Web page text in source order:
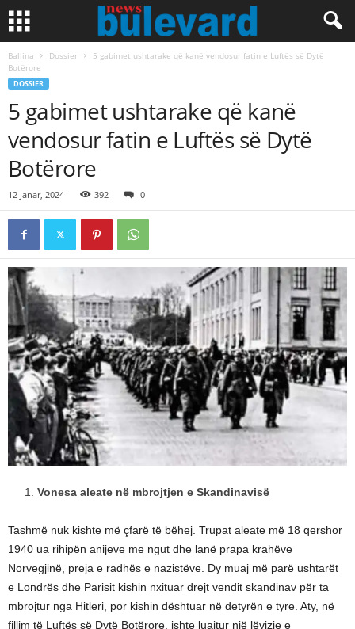
Ballina Dossier
5 gabimet ushtarake që kanë vendosur fatin e Luftës së Dytë
Botërore
DOSSIER
5 gabimet ushtarake që kanë
vendosur fatin e Luftës së Dytë
Botërore
12 Janar, 2024 392 0
Vonesa aleate në mbrojtjen e Skandinavisë
Tashmë nuk kishte më çfarë të bëhej. Trupat aleate më 18 qershor
1940 ua rihipën anijeve me ngut dhe lanë prapa krahëve
Norvegjinë, preja e radhës e nazistëve. Dy muaj më parë ushtarët
e Londrës dhe Parisit kishin nxituar drejt vendit skandinav për ta
mbrojtur nga Hitleri, por kishin dështuar në detyrën e tyre. Aty, në
fillim të Luftës së Dytë Botërore, ishte luajtur një lëvizje e